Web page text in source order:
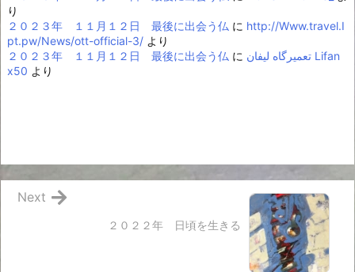
り
２０２３年 １１月１２日 最後に出会う仏 に http://Www.travel.I
pt.pw/News/ott-official-3/ より
２０２３年 １１月１２日 最後に出会う仏 に تعمیرگاه لیفان Lifan
x50 より
２０２２年 日頃を生きる
Next